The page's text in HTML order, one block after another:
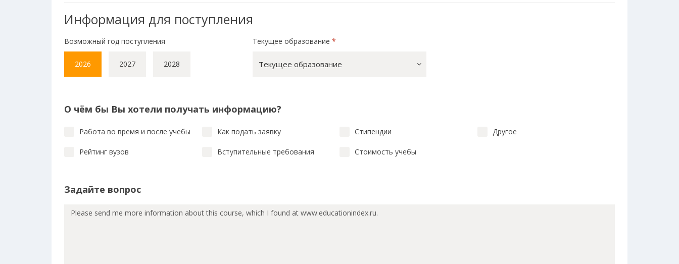
Информация для поступления
Возможный год поступления
2026 2027 2028
Текущее образование*
Текущее образование
О чём бы Вы хотели получать информацию?
Работа во время и после учебы Как подать заявку Стипендии Другое
Рейтинг вузов Вступительные требования Стоимость учебы
Задайте вопрос